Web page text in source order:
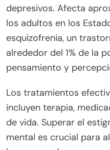
depresivos. Afecta
los adultos en los
esquizofrenia, un
alrededor del 1% de la
pensamiento y
Los tratamientos
incluyen terapia,
de vida. Superar el
mental es crucial para